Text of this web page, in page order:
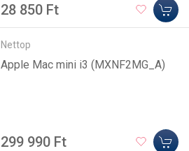
28 850 Ft
Nettop
Apple Mac mini i3 (MXNF2MG_A)
299 990 Ft